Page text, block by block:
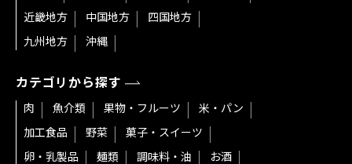
近畿地方
中国地方
四国地方
九州地方
沖縄
カテゴリから探す
肉 魚介類 果物・フルーツ
米・パン
加工食品
野菜
菓子・スイーツ
卵・乳製品
麺類 調味料・油
お酒